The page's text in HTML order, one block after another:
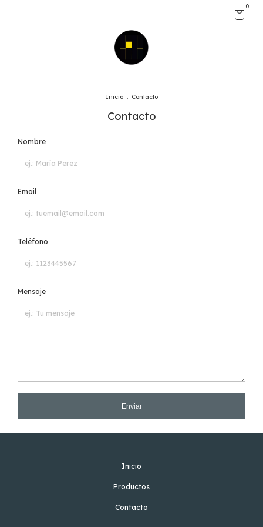
0
Inicio . Contacto
Contacto
Nombre
Email
Teléfono
Mensaje
Enviar
Inicio
Productos
Contacto